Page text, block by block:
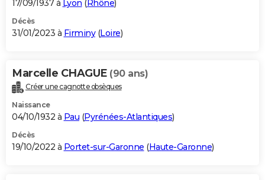
17/09/1937 à Lyon ( Rhône)
Décès
31/01/2023 à Firminy(Loire)
Marcelle CHAGUE (90 ans)
Créer une cagnotte obsèques
Naissance
04/10/1932 à Pau (Pyrénées-Atlantiques)
Décès
19/10/2022 à Portet-sur-Garonne (Haute-Garonne)